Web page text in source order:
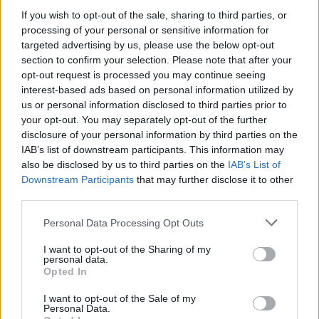
If you wish to opt-out of the sale, sharing to third parties, or
processing of your personal or sensitive information for
targeted advertising by us, please use the below opt-out
section to confirm your selection. Please note that after your
opt-out request is processed you may continue seeing
interest-based ads based on personal information utilized by
us or personal information disclosed to third parties prior to
your opt-out. You may separately opt-out of the further
disclosure of your personal information by third parties on the
IAB’s list of downstream participants. This information may
also be disclosed by us to third parties on the IAB’s List of
Downstream Participants that may further disclose it to other
Personal Data Processing Opt Outs
I want to opt-out of the Sharing of my
personal data.
Opted In
I want to opt-out of the Sale of my
Personal Data.
högre i områden där inbrotten ökar. Generellt kan
tilläggas att antalet bostadsinbrott i villor minskat
något sen 2015, även om de generellt är högre idag
än för tio år sedan.
Klasserna avgörs av ett praktiskt prov på ett
ackrediterat institut där man bland annat testar
hur lång tid det tar att bryta sig igenom en dörr
med olika typer av verktyg, hur lång tid det tar
för en eld att bryta sig igenom och hur
ljudisolerande dörren är.
Inbrottsskydd
För att en säkerhetsdörr ska få
inbrottsskyddsklassning ska den testas enligt